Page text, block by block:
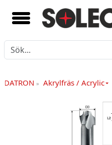
DATRON » Akrylfräs / Acrylic